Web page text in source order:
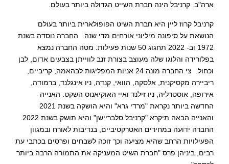
ארה"ב. קרניבל הינה חברת השייט הגדולה ביותר בעולם.
קרניבל קרוז ליין היא חברת השיט הפופולארית ביותר בעולם
הנושאת על סיפונה מיליוני אורחים מדי שנה. החברה נוסדה בשנת
1972 וב- 2022 תחגוג 50 שנות פעילות. מטה החברה נמצא
בפלורידה והלוגו שלה מעוצב בצורת זנב לווייתן בצבעים אדום, לבן
וכחול. צי החברה מונה 24 אניות המפליגות לבהאמה, קריביים,
ריביירה מקסיקנית, אלסקה, הוואי, קנדה, ניו אינגלנד, ברמודה,
אירופה, אוסטרליה, ניו זילנד ואיי האוקיאנוס השקט. האנייה
החברה ידועה במחירים האטרקטיביים, בנדיבות לאורח ובמגוון
הפעילויות הרחב שהיא מציעה וכך זוכה לשבחים ופרסים בכתבי עת
רבים, ביניהן פרס "חברת השיט המעניקה את התמורה הרבה ביותר